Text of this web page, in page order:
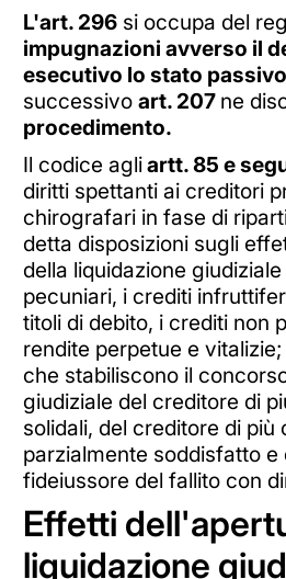
L'art. 296si occupa del
impugnazioni avverso il
esecutivo lo stato
successivo art. 207 ne
procedimento.
Il codice agliartt. 85 e
diritti spettanti ai creditori
chirografari in fase di
detta disposizioni sugli
della liquidazione
pecuniari, i crediti
titoli di debito, i crediti non
rendite perpetue e
che stabiliscono il
giudiziale del creditore di
solidali, del creditore di più
parzialmente soddisfatto
fideiussore del fallito con
Effetti
liquidazione